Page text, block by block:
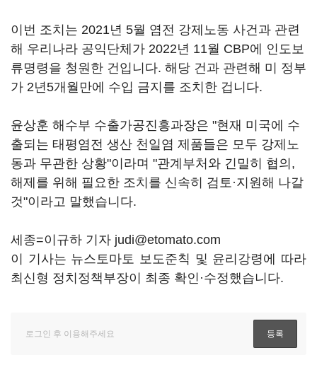
이번 조치는 2021년 5월 염전 강제노동 사건과 관련
해 우리나라 공익단체가 2022년 11월 CBP에 인도보
류명령을 청원한 건입니다. 해당 건과 관련해 미 정부
가 2년5개월만에 수입 금지를 조치한 겁니다.
윤상훈 해수부 수출가공진흥과장은 "현재 미국에 수
출되는 태평염전 생산 천일염 제품들은 모두 강제노
동과 무관한 상황"이라며 "관계부처와 긴밀히 협의,
해제를 위해 필요한 조치를 신속히 검토·지원해 나갈
것"이라고 말했습니다.
세종=이규하 기자 judi@etomato.com
이 기사는 뉴스토마토 보도준칙 및 윤리강령에 따라
최신형 정치정책부장이 최종 확인·수정했습니다.